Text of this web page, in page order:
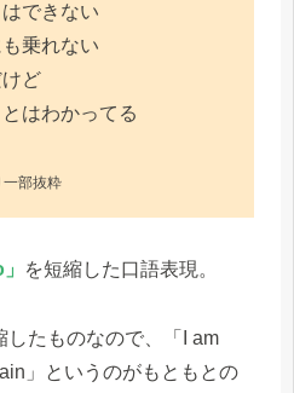
できない
乗れない
ど
はわかってる
一部抜粋
を短縮した口語表現。
したものなので、「I am
」というのがもともとの